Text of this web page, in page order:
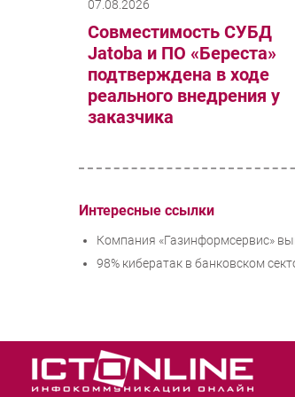
07.08.2026
Совместимость СУБД
Jatoba и ПО «Береста»
подтверждена в ходе
реального внедрения у
заказчика
Интересные ссылки
Компания «Газинформсервис»
98% кибератак в банковском